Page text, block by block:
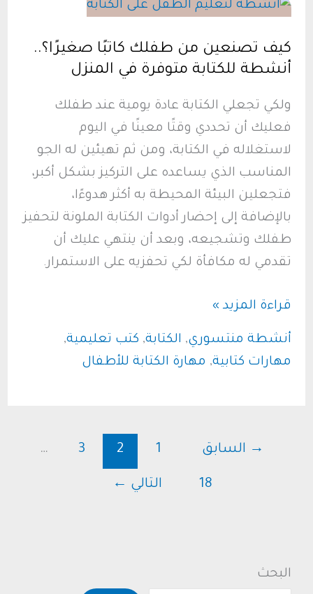
بطرق
ومبتكرة
:
دليل
عملي
كيف تصنعين من طفلك كاتبًا صغيرًا؟..
أنشطة للكتابة متوفرة في المنزل
ولكي تجعلي الكتابة عادة يومية عند طفلك
فعليك أن تحددي وقتًا معينًا في اليوم
لاستغلاله في الكتابة، ومن ثم تهيئين له الجو
المناسب الذي يساعده على التركيز بشكل أكبر،
فتجعلين البيئة المحيطة به أكثر هدوءًا،
بالإضافة إلى إحضار أدوات الكتابة الملونة لتحفيز
طفلك وتشجيعه، وبعد أن ينتهي عليك أن
تقدمي له مكافأة لكي تحفزيه على الاستمرار.
كيف
تصنعين
قراءة المزيد »
أنشطة منتسوري, الكتابة, كتب تعليمية,
مهارات كتابية, مهارة الكتابة للأطفال
→ السابق 1
2
3
…
18 التالي ←
البحث